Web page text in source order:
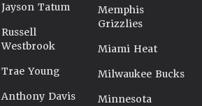
Jayson Tatum
Russell
Westbrook
Trae Young
Anthony Davis
Memphis
Grizzlies
Miami Heat
Milwaukee Bucks
Minnesota